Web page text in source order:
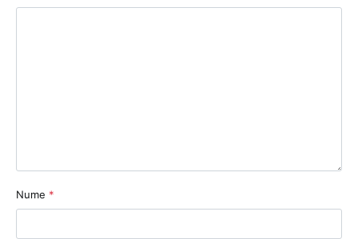
Nume *